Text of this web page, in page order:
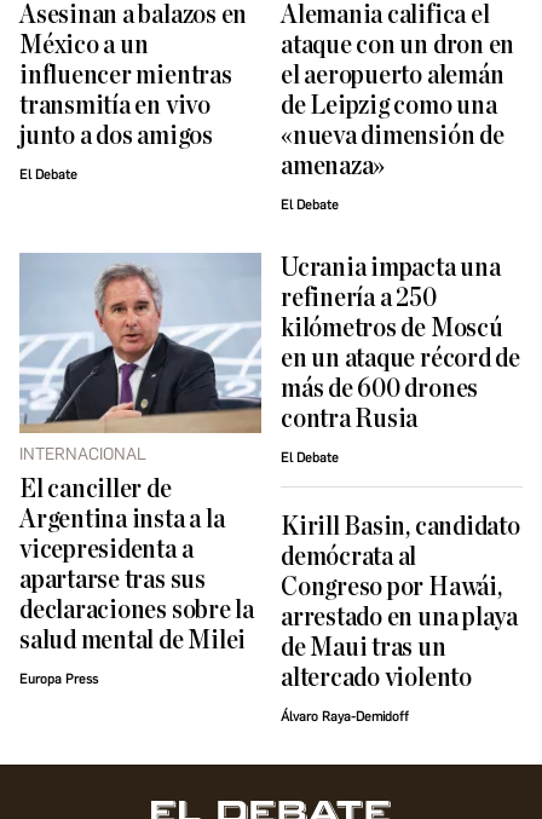
Asesinan a balazos en
México a un
influencer mientras
transmitía en vivo
junto a dos amigos
El Debate
Alemania califica el
ataque con un dron en
el aeropuerto alemán
de Leipzig como una
«nueva dimensión de
amenaza»
El Debate
INTERNACIONAL
El canciller de
Argentina insta a la
vicepresidenta a
apartarse tras sus
declaraciones sobre la
salud mental de Milei
Europa Press
Ucrania impacta una
refinería a 250
kilómetros de Moscú
en un ataque récord de
más de 600 drones
contra Rusia
El Debate
Kirill Basin, candidato
demócrata al
Congreso por Hawái,
arrestado en una playa
de Maui tras un
altercado violento
Álvaro Raya-Demidoff